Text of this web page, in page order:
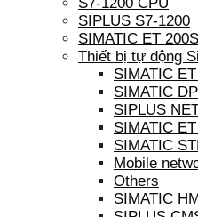
SIPLUS S7-1200
SIMATIC ET
Thiết bị tự động
SIMATIC
SIMATIC DP
SIPLUS
SIMATIC
SIMATIC
Mobile
Others
SIMATIC